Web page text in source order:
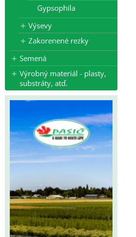
Gypsophila
Výsevy
Zakorenené rezky
Semená
Výrobný materiál - plasty,
substráty, atď.